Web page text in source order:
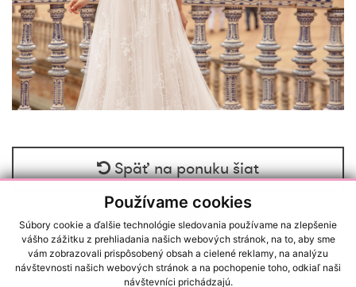
Používame cookies
Súbory cookie a ďalšie technológie sledovania používame na zlepšenie
vášho zážitku z prehliadania našich webových stránok, na to, aby sme
vám zobrazovali prispôsobený obsah a cielené reklamy, na analýzu
návštevnosti našich webových stránok a na pochopenie toho, odkiaľ naši
návštevníci prichádzajú.
Späť na ponuku šiat
RAČIANSKA 22/A, 83102, BRATISLAVA (NOVÉ MESTO)